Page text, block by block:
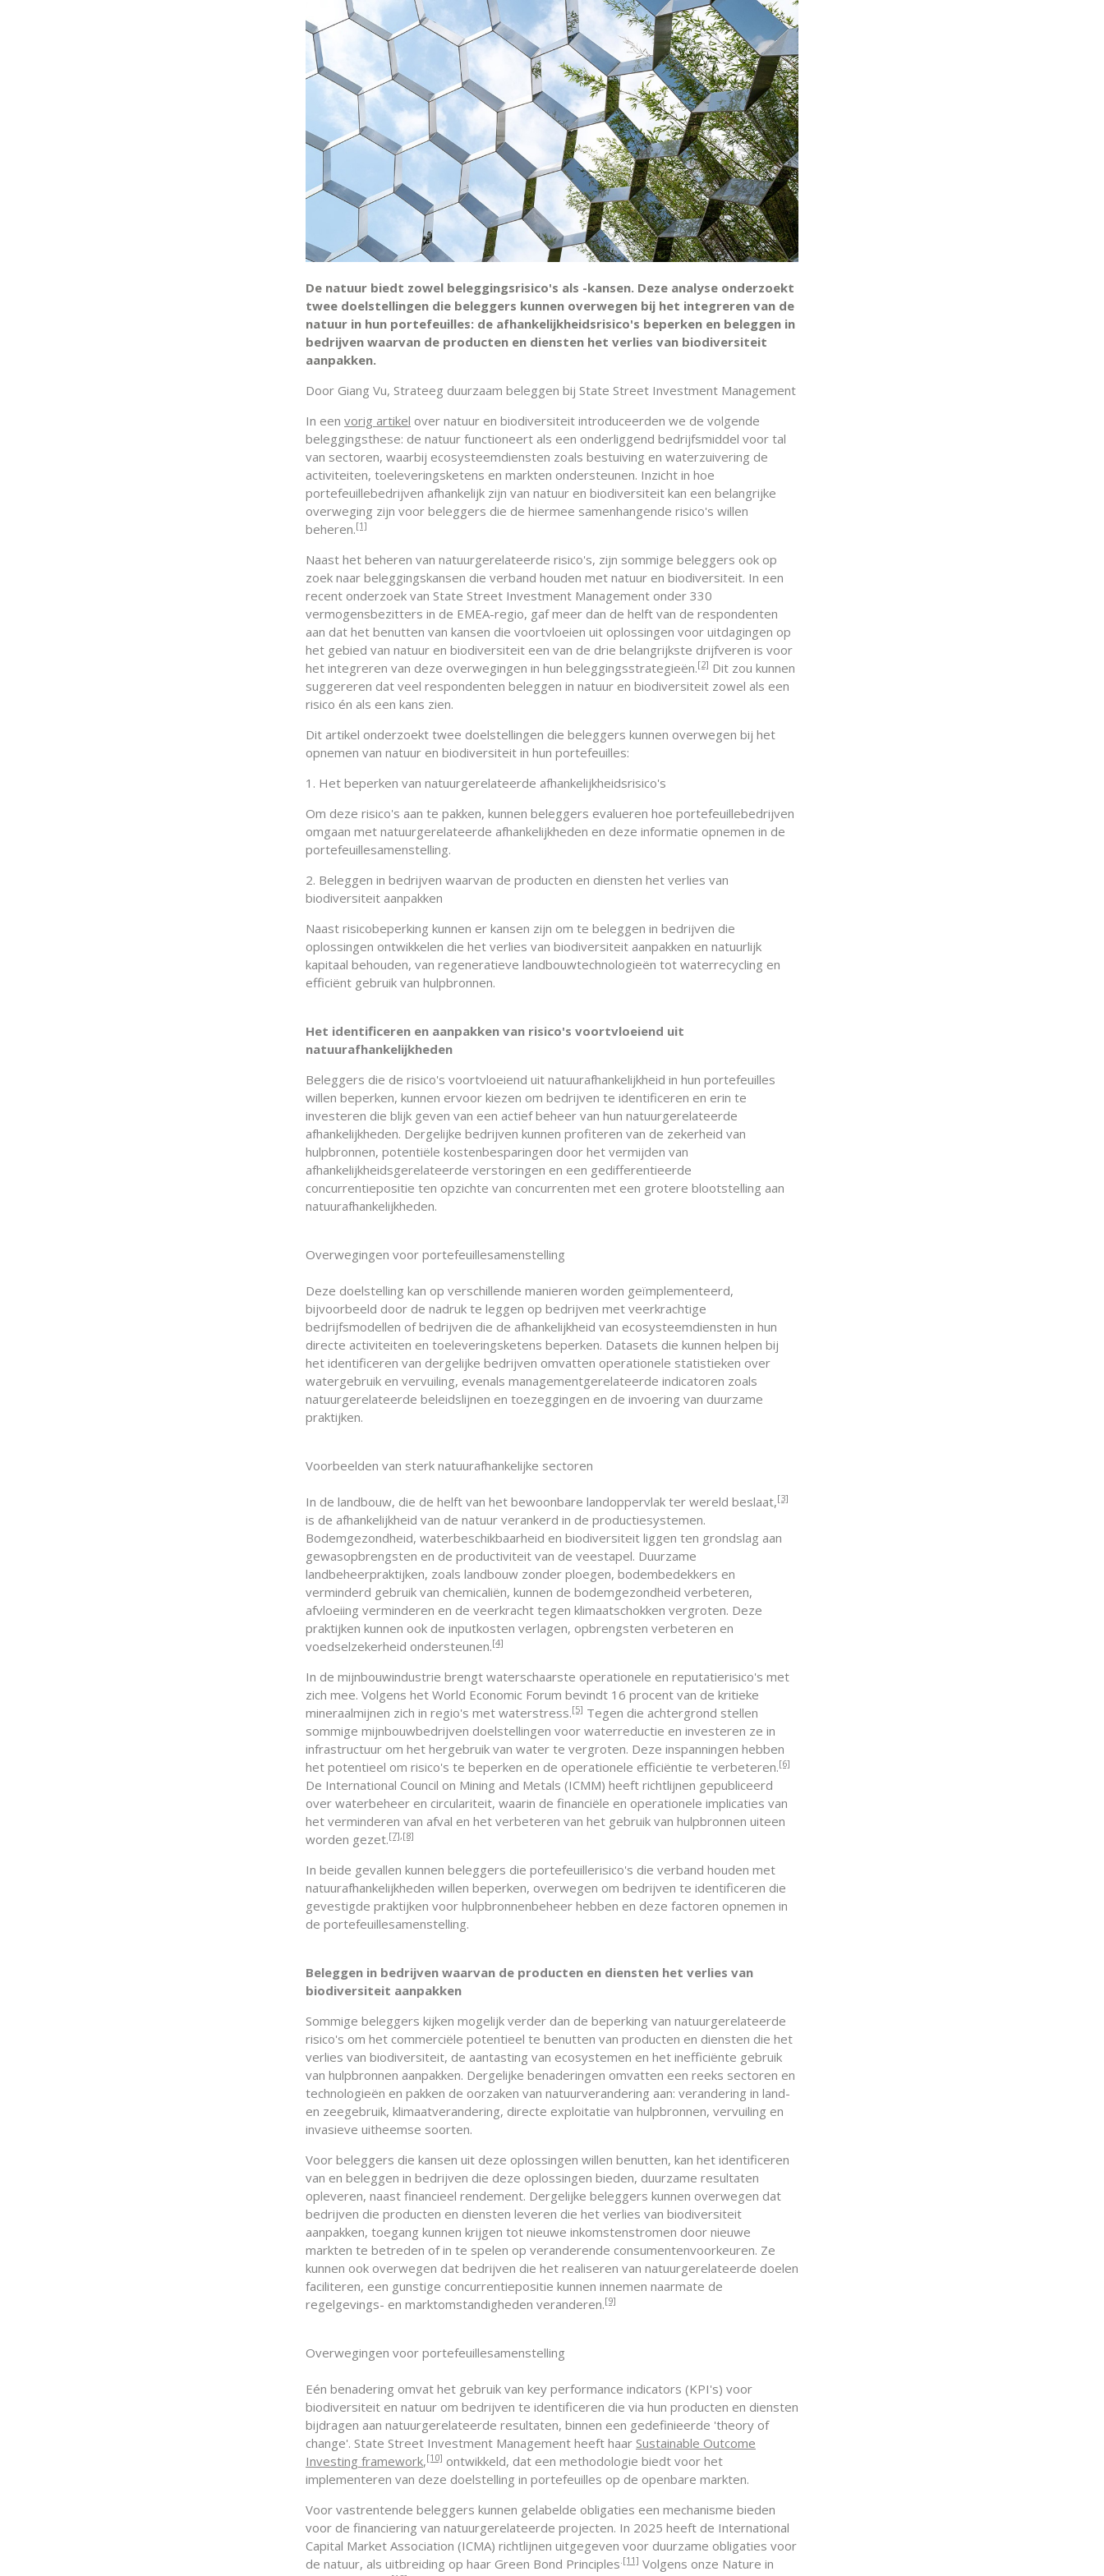
De natuur biedt zowel beleggingsrisico's als -kansen. Deze analyse onderzoekt
twee doelstellingen die beleggers kunnen overwegen bij het integreren van de
natuur in hun portefeuilles: de afhankelijkheidsrisico's beperken en beleggen in
bedrijven waarvan de producten en diensten het verlies van biodiversiteit
aanpakken.
Door Giang Vu, Strateeg duurzaam beleggen bij State Street Investment Management
In een vorig artikel over natuur en biodiversiteit introduceerden we de volgende
beleggingsthese: de natuur functioneert als een onderliggend bedrijfsmiddel voor tal
van sectoren, waarbij ecosysteemdiensten zoals bestuiving en waterzuivering de
activiteiten, toeleveringsketens en markten ondersteunen. Inzicht in hoe
portefeuillebedrijven afhankelijk zijn van natuur en biodiversiteit kan een belangrijke
overweging zijn voor beleggers die de hiermee samenhangende risico's willen
beheren.[1]
Naast het beheren van natuurgerelateerde risico's, zijn sommige beleggers ook op
zoek naar beleggingskansen die verband houden met natuur en biodiversiteit. In een
recent onderzoek van State Street Investment Management onder 330
vermogensbezitters in de EMEA-regio, gaf meer dan de helft van de respondenten
aan dat het benutten van kansen die voortvloeien uit oplossingen voor uitdagingen op
het gebied van natuur en biodiversiteit een van de drie belangrijkste drijfveren is voor
het integreren van deze overwegingen in hun beleggingsstrategieën.[2] Dit zou kunnen
suggereren dat veel respondenten beleggen in natuur en biodiversiteit zowel als een
risico én als een kans zien.
Dit artikel onderzoekt twee doelstellingen die beleggers kunnen overwegen bij het
opnemen van natuur en biodiversiteit in hun portefeuilles:
1. Het beperken van natuurgerelateerde afhankelijkheidsrisico's
Om deze risico's aan te pakken, kunnen beleggers evalueren hoe portefeuillebedrijven
omgaan met natuurgerelateerde afhankelijkheden en deze informatie opnemen in de
portefeuillesamenstelling.
2. Beleggen in bedrijven waarvan de producten en diensten het verlies van
biodiversiteit aanpakken
Naast risicobeperking kunnen er kansen zijn om te beleggen in bedrijven die
oplossingen ontwikkelen die het verlies van biodiversiteit aanpakken en natuurlijk
kapitaal behouden, van regeneratieve landbouwtechnologieën tot waterrecycling en
efficiënt gebruik van hulpbronnen.
Het identificeren en aanpakken van risico's voortvloeiend uit
natuurafhankelijkheden
Beleggers die de risico's voortvloeiend uit natuurafhankelijkheid in hun portefeuilles
willen beperken, kunnen ervoor kiezen om bedrijven te identificeren en erin te
investeren die blijk geven van een actief beheer van hun natuurgerelateerde
afhankelijkheden. Dergelijke bedrijven kunnen profiteren van de zekerheid van
hulpbronnen, potentiële kostenbesparingen door het vermijden van
afhankelijkheidsgerelateerde verstoringen en een gedifferentieerde
concurrentiepositie ten opzichte van concurrenten met een grotere blootstelling aan
natuurafhankelijkheden.
Overwegingen voor portefeuillesamenstelling
Deze doelstelling kan op verschillende manieren worden geïmplementeerd,
bijvoorbeeld door de nadruk te leggen op bedrijven met veerkrachtige
bedrijfsmodellen of bedrijven die de afhankelijkheid van ecosysteemdiensten in hun
directe activiteiten en toeleveringsketens beperken. Datasets die kunnen helpen bij
het identificeren van dergelijke bedrijven omvatten operationele statistieken over
watergebruik en vervuiling, evenals managementgerelateerde indicatoren zoals
natuurgerelateerde beleidslijnen en toezeggingen en de invoering van duurzame
praktijken.
Voorbeelden van sterk natuurafhankelijke sectoren
In de landbouw, die de helft van het bewoonbare landoppervlak ter wereld beslaat,[3]
is de afhankelijkheid van de natuur verankerd in de productiesystemen.
Bodemgezondheid, waterbeschikbaarheid en biodiversiteit liggen ten grondslag aan
gewasopbrengsten en de productiviteit van de veestapel. Duurzame
landbeheerpraktijken, zoals landbouw zonder ploegen, bodembedekkers en
verminderd gebruik van chemicaliën, kunnen de bodemgezondheid verbeteren,
afvloeiing verminderen en de veerkracht tegen klimaatschokken vergroten. Deze
praktijken kunnen ook de inputkosten verlagen, opbrengsten verbeteren en
voedselzekerheid ondersteunen.[4]
In de mijnbouwindustrie brengt waterschaarste operationele en reputatierisico's met
zich mee. Volgens het World Economic Forum bevindt 16 procent van de kritieke
mineraalmijnen zich in regio's met waterstress.[5] Tegen die achtergrond stellen
sommige mijnbouwbedrijven doelstellingen voor waterreductie en investeren ze in
infrastructuur om het hergebruik van water te vergroten. Deze inspanningen hebben
het potentieel om risico's te beperken en de operationele efficiëntie te verbeteren.[6]
De International Council on Mining and Metals (ICMM) heeft richtlijnen gepubliceerd
over waterbeheer en circulariteit, waarin de financiële en operationele implicaties van
het verminderen van afval en het verbeteren van het gebruik van hulpbronnen uiteen
worden gezet.[7],[8]
In beide gevallen kunnen beleggers die portefeuillerisico's die verband houden met
natuurafhankelijkheden willen beperken, overwegen om bedrijven te identificeren die
gevestigde praktijken voor hulpbronnenbeheer hebben en deze factoren opnemen in
de portefeuillesamenstelling.
Beleggen in bedrijven waarvan de producten en diensten het verlies van
biodiversiteit aanpakken
Sommige beleggers kijken mogelijk verder dan de beperking van natuurgerelateerde
risico's om het commerciële potentieel te benutten van producten en diensten die het
verlies van biodiversiteit, de aantasting van ecosystemen en het inefficiënte gebruik
van hulpbronnen aanpakken. Dergelijke benaderingen omvatten een reeks sectoren en
technologieën en pakken de oorzaken van natuurverandering aan: verandering in land-
en zeegebruik, klimaatverandering, directe exploitatie van hulpbronnen, vervuiling en
invasieve uitheemse soorten.
Voor beleggers die kansen uit deze oplossingen willen benutten, kan het identificeren
van en beleggen in bedrijven die deze oplossingen bieden, duurzame resultaten
opleveren, naast financieel rendement. Dergelijke beleggers kunnen overwegen dat
bedrijven die producten en diensten leveren die het verlies van biodiversiteit
aanpakken, toegang kunnen krijgen tot nieuwe inkomstenstromen door nieuwe
markten te betreden of in te spelen op veranderende consumentenvoorkeuren. Ze
kunnen ook overwegen dat bedrijven die het realiseren van natuurgerelateerde doelen
faciliteren, een gunstige concurrentiepositie kunnen innemen naarmate de
regelgevings- en marktomstandigheden veranderen.[9]
Overwegingen voor portefeuillesamenstelling
Eén benadering omvat het gebruik van key performance indicators (KPI's) voor
biodiversiteit en natuur om bedrijven te identificeren die via hun producten en diensten
bijdragen aan natuurgerelateerde resultaten, binnen een gedefinieerde 'theory of
change'. State Street Investment Management heeft haar Sustainable Outcome
Investing framework,[10] ontwikkeld, dat een methodologie biedt voor het
implementeren van deze doelstelling in portefeuilles op de openbare markten.
Voor vastrentende beleggers kunnen gelabelde obligaties een mechanisme bieden
voor de financiering van natuurgerelateerde projecten. In 2025 heeft de International
Capital Market Association (ICMA) richtlijnen uitgegeven voor duurzame obligaties voor
de natuur, als uitbreiding op haar Green Bond Principles [11] Volgens onze Nature in